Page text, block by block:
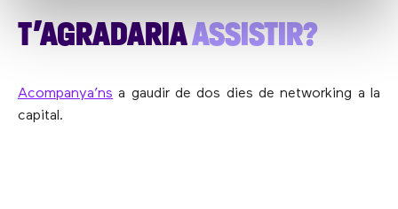
T’AGRADARIAASSISTIR?
Acompanya’ns a gaudir de dos dies de networking a la
capital.